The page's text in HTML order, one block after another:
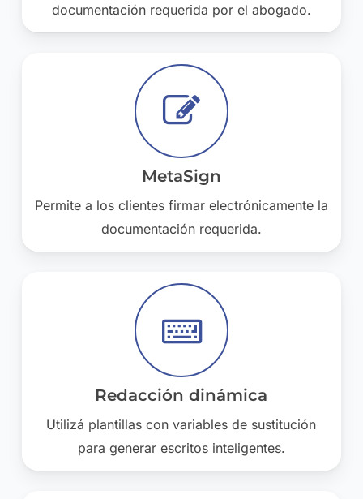
documentación requerida por el abogado.
MetaSign
Permite a los clientes firmar electrónicamente la
documentación requerida.
Redacción dinámica
Utilizá plantillas con variables de sustitución
para generar escritos inteligentes.